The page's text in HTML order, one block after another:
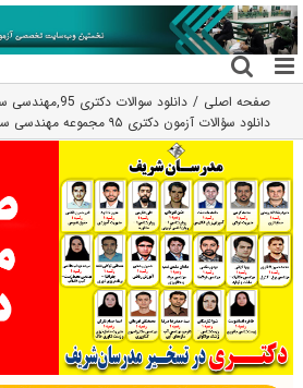
رفتن
به
محتوا
صفحه اصلی دانلود سوالات دکتری 95 ,مهندسی
دانلود سؤالات آزمون دکتری ۹۵ مجموعه مهندسی سیستم‌های انرژی کد ۲۳۱۷